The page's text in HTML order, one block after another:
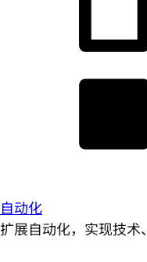
自动化
扩展自动化，实现技术